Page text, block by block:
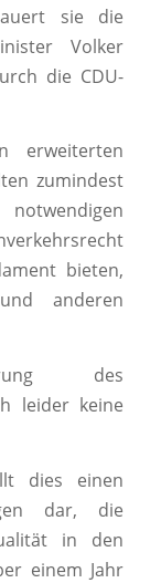
sie die
Volker
die CDU-
erweiterten
zumindest
bieten,
anderen
des
leider keine
dies einen
dar, die
in den
einem Jahr